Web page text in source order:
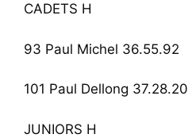
CADETS H
93 Paul Michel 36.55.92
101 Paul Dellong 37.28.20
JUNIORS H